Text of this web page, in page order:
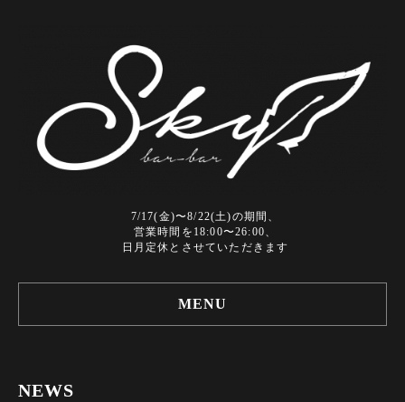
7/17(金)〜8/22(土)の期間、
営業時間を18:00〜26:00、
日月定休とさせていただきます
MENU
NEWS